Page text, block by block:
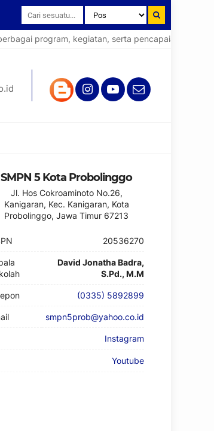
program, kegiatan, serta pencapaian yang
SMPN 5 Kota Probolinggo
Jl. Hos Cokroaminoto No.26,
Kanigaran, Kec. Kanigaran, Kota
Probolinggo, Jawa Timur 67213
20536270
David Jonatha Badra,
S.Pd., M.M
(0335) 5892899
smpn5prob@yahoo.co.id
Instagram
Youtube